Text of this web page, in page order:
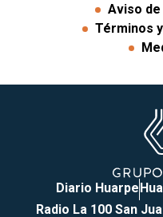
Aviso
Términos
Diario Huarpe
Radio La 100 San